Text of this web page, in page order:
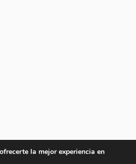
la mejor experiencia en